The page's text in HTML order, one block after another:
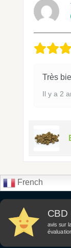
Très
Il y a 2
French
CBD
avis sur